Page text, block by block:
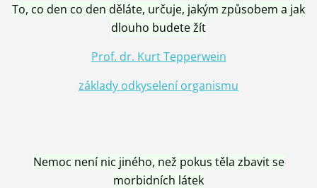
To, co den co den děláte, určuje, jakým způsobem a jak
dlouho budete žít
Prof. dr. Kurt Tepperwein
základy odkyselení organismu
Nemoc není nic jiného, než pokus těla zbavit se
morbidních látek